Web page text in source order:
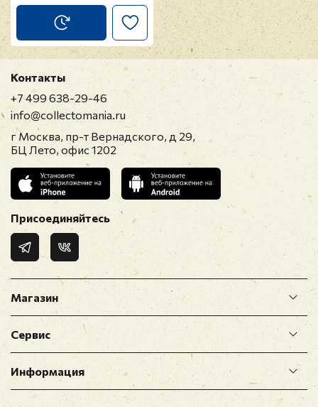
Магазин
Сервис
Информация
Контакты
+7 499 638-29-46
info@collectomania.ru
г Москва, пр-т Вернадского, д 29,
БЦ Лето, офис 1202
Присоединяйтесь